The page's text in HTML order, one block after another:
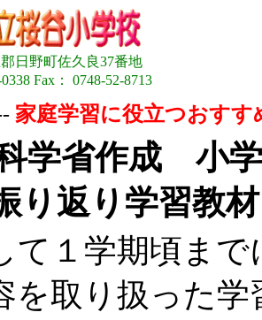
日野町佐久良37番地
Fax： 0748-52-8713
家庭学習に役立つおすす
科学省作成 小
り返り学習教材
１学期頃まで
を取り扱った学